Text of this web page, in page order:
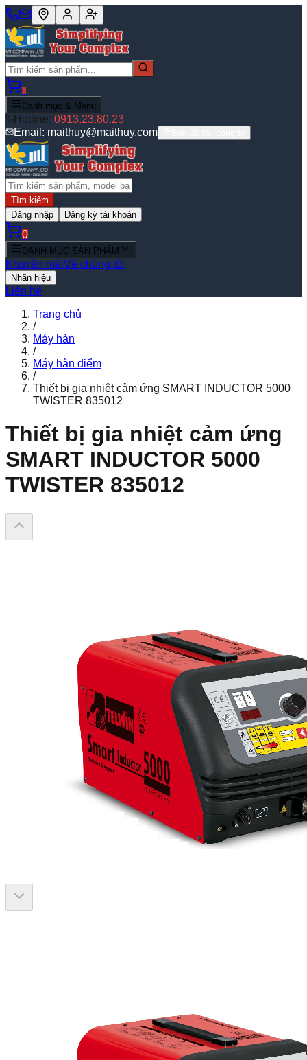
0
Danh mục & Menu
Hotline: 0913.23.80.23
Email: maithuy@maithuy.com
Tìm kiếm
Đăng nhập
Đăng ký tài khoản
0
DANH MỤC SẢN PHẨM
Khuyến mãiVề chúng tôi
Nhãn hiệu
Liên hệ
Trang chủ
/
Máy hàn
/
Máy hàn điểm
/
Thiết bị gia nhiệt cảm ứng SMART INDUCTOR 5000
TWISTER 835012
Thiết bị gia nhiệt cảm ứng
SMART INDUCTOR 5000
TWISTER 835012